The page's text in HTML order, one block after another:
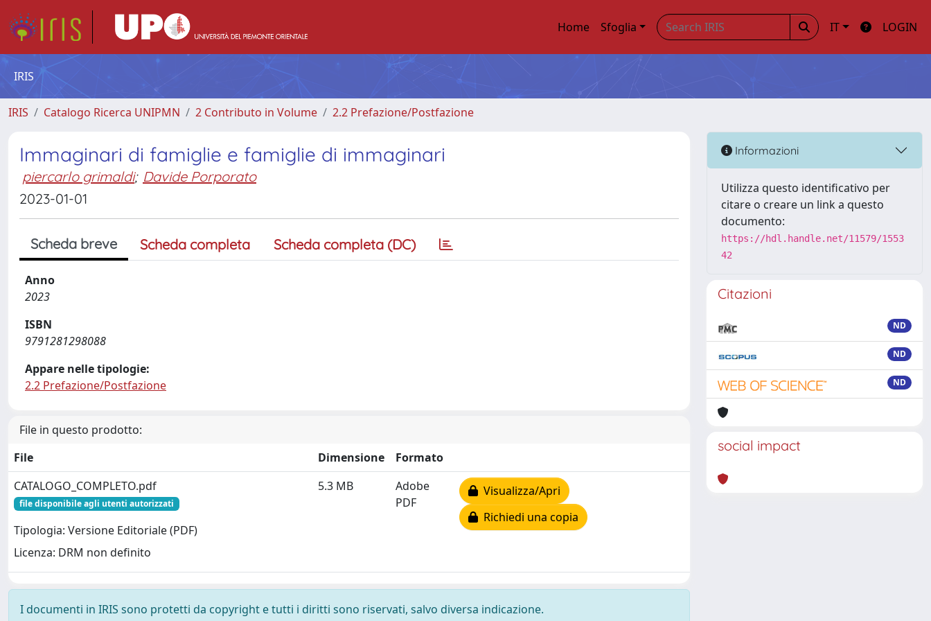
Home Sfoglia IT LOGIN
IRIS
IRIS Catalogo Ricerca UNIPMN 2 Contributo in Volume 2.2 Prefazione/Postfazione
Immaginari di famiglie e famiglie di immaginari
piercarlo grimaldi; Davide Porporato
2023-01-01
Scheda breve Scheda completa Scheda completa (DC)
Anno
2023
ISBN
9791281298088
Appare nelle tipologie:
2.2 Prefazione/Postfazione
File in questo prodotto:
File
Dimensione
Formato
CATALOGO_COMPLETO.pdf
file disponibile agli utenti autorizzati
Tipologia: Versione Editoriale (PDF)
Licenza: DRM non definito
5.3 MB
Adobe
PDF
Visualizza/Apri
Richiedi una copia
I documenti in IRIS sono protetti da copyright e tutti i diritti sono riservati, salvo diversa indicazione.
Informazioni
Utilizza questo identificativo per
citare o creare un link a questo
documento:
https://hdl.handle.net/11579/1553
42
Citazioni
ND
ND
ND
social impact